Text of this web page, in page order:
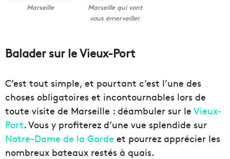
Marseille
Marseille qui vont
vous émerveiller
Balader sur le Vieux-Port
C’est tout simple, et pourtant c’est l’une des
choses obligatoires et incontournables lors de
toute visite de Marseille : déambuler sur le Vieux-
Port. Vous y profiterez d’une vue splendide sur
Notre-Dame de la Garde et pourrez apprécier les
nombreux bateaux restés à quais.